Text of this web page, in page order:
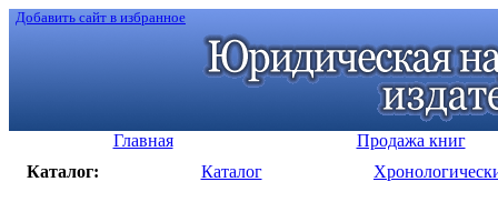
Добавить сайт в избранное
Главная
Продажа книг
Каталог:
Каталог